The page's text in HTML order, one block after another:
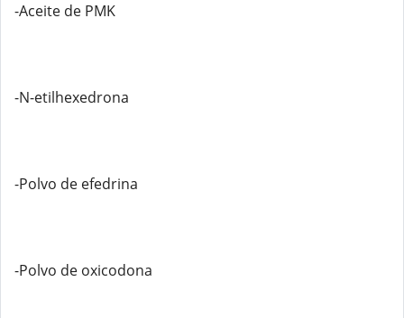
-Aceite de PMK
-N-etilhexedrona
-Polvo de efedrina
-Polvo de oxicodona